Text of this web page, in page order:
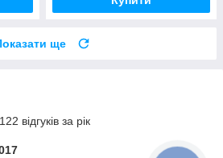
ще
відгуків за рік